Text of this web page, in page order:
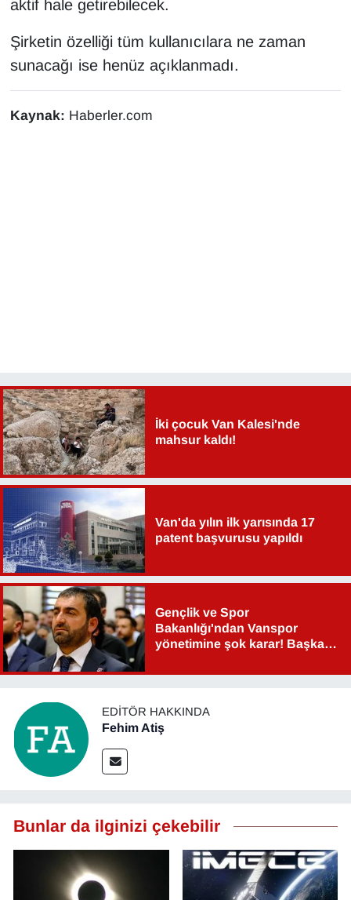
aktif hale getirebilecek.
Şirketin özelliği tüm kullanıcılara ne zaman
sunacağı ise henüz açıklanmadı.
Kaynak: Haberler.com
İki çocuk Van Kalesi'nde
mahsur kaldı!
Van'da yılın ilk yarısında 17
patent başvurusu yapıldı
Gençlik ve Spor
Bakanlığı'ndan Vanspor
yönetimine şok karar! Başkan
EDITÖR HAKKINDA
Fehim Atiş
Bunlar da ilginizi çekebilir